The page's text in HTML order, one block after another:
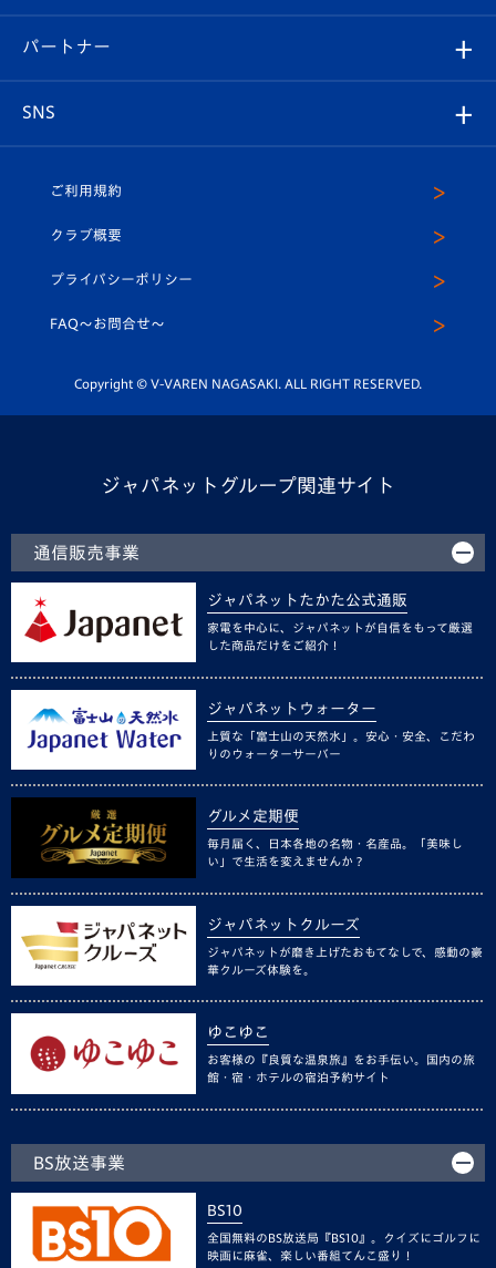
メディア
ホームタウン
マスコット紹介
平和祈念活動
ホームタウン活動
ヴィヴィくんの長崎おもてなしガイド
スタジアムグルメ
V-LOVERS（ファンクラブ）
プレイヤーズスイート
店舗情報
育成からのお知らせ
U-18
スクール
パートナー
SNS
ヴィヴィくんインスタグラム
公式LINE＠
ご利用規約
クラブ概要
プライバシーポリシー
FAQ〜お問合せ〜
Copyright © V-VAREN NAGASAKI. ALL RIGHT RESERVED.
ジャパネットグループ関連サイト
通信販売事業
ジャパネットたかた公式通販
家電を中心に、ジャパネットが自信をもって厳選
した商品だけをご紹介！
ジャパネットウォーター
上質な「富士山の天然水」。安心・安全、こだわ
りのウォーターサーバー
グルメ定期便
毎月届く、日本各地の名物・名産品。「美味し
い」で生活を変えませんか？
ジャパネットクルーズ
ジャパネットが磨き上げたおもてなしで、感動の豪
華クルーズ体験を。
ゆこゆこ
お客様の『良質な温泉旅』をお手伝い。国内の旅
館・宿・ホテルの宿泊予約サイト
BS放送事業
BS10
全国無料のBS放送局『BS10』。クイズにゴルフに
映画に麻雀、楽しい番組てんこ盛り！